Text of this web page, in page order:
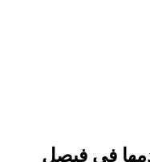
في فيصل